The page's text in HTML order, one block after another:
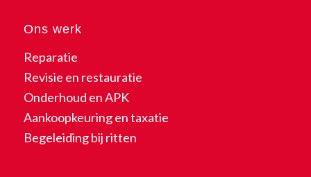
Ons werk
Reparatie
Revisie en restauratie
Onderhoud en APK
Aankoopkeuring en taxatie
Begeleiding bij ritten